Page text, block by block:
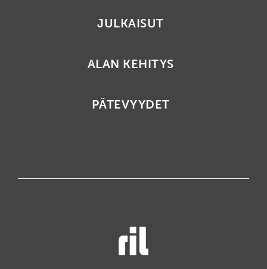
JULKAISUT
ALAN KEHITYS
PÄTEVYYDET